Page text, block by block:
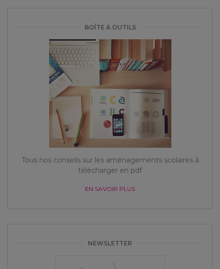
BOÎTE À OUTILS
Tous nos conseils sur les aménagements scolaires à
télécharger en pdf
EN SAVOIR PLUS
NEWSLETTER